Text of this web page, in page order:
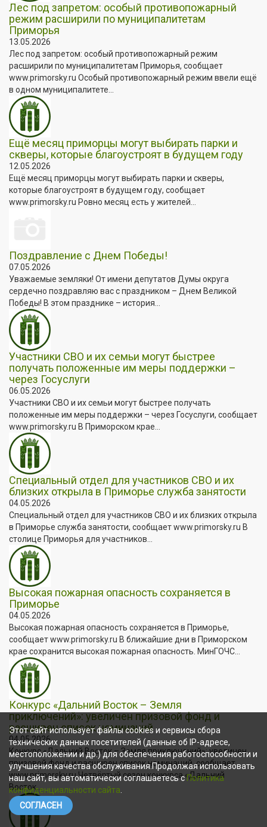
Лес под запретом: особый противопожарный
режим расширили по муниципалитетам
Приморья
13.05.2026
Лес под запретом: особый противопожарный режим
расширили по муниципалитетам Приморья, сообщает
www.primorsky.ru Особый противопожарный режим ввели ещё
в одном муниципалитете...
Ещё месяц приморцы могут выбирать парки и
скверы, которые благоустроят в будущем году
12.05.2026
Ещё месяц приморцы могут выбирать парки и скверы,
которые благоустроят в будущем году, сообщает
www.primorsky.ru Ровно месяц есть у жителей...
Поздравление с Днем Победы!
07.05.2026
Уважаемые земляки! От имени депутатов Думы округа
сердечно поздравляю вас с праздником – Днем Великой
Победы! В этом празднике – история...
Участники СВО и их семьи могут быстрее
получать положенные им меры поддержки –
через Госуслуги
06.05.2026
Участники СВО и их семьи могут быстрее получать
положенные им меры поддержки – через Госуслуги, сообщает
www.primorsky.ru В Приморском крае...
Специальный отдел для участников СВО и их
близких открыла в Приморье служба занятости
04.05.2026
Специальный отдел для участников СВО и их близких открыла
в Приморье служба занятости, сообщает www.primorsky.ru В
столице Приморья для участников...
Высокая пожарная опасность сохраняется в
Приморье
04.05.2026
Высокая пожарная опасность сохраняется в Приморье,
сообщает www.primorsky.ru В ближайшие дни в Приморском
крае сохранится высокая пожарная опасность. МинГОЧС...
Конкурс «Дальний Восток – Земля
приключений»: увеличен призовой фонд и
расширен список номинаций
04.05.2026
Конкурс «Дальний Восток – Земля приключений»: увеличен
призовой фонд и расширен список номинаций, сообщает
www.primorsky.ru Четвёртый сезон конкурса «Дальний
Восток...
Этот сайт использует файлы cookies и сервисы сбора
технических данных посетителей (данные об IP-адресе,
местоположении и др.) для обеспечения работоспособности и
улучшения качества обслуживания.Продолжая использовать
наш сайт, вы автоматически соглашаетесь сПолитика
конфиденциальности сайта
СОГЛАСЕН